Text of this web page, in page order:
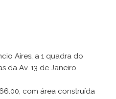
Aires, a 1 quadra do
da Av. 13 de Janeiro.
com área construída